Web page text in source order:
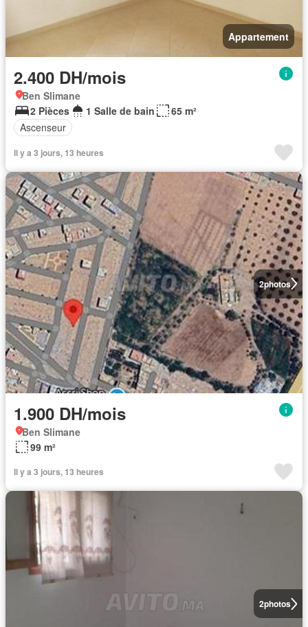
Appartement
2.400 DH/mois
Ben Slimane
2 Pièces
1 Salle de bain
65 m²
Ascenseur
Il y a 3 jours, 13 heures
2photos
1.900 DH/mois
Ben Slimane
99 m²
Il y a 3 jours, 13 heures
2photos